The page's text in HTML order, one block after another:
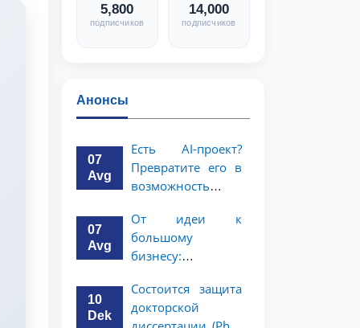
5,800
подписчиков
14,000
подписчиков
Анонсы
07
Avg
Есть AI-проект?
Превратите его в
возможность
миллион
долларов!
07
Avg
От идеи к
большому
бизнесу:
миллионов
долларов для
10
Dek
Состоится защита
докторской